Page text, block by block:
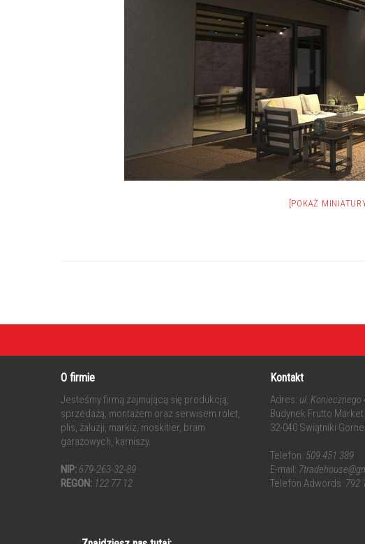
[POKAŻ
O firmie
Jesteśmy firmą zajmującą się produkcją,
sprzedażą, montażem oraz serwisem rolet,
plis, żaluzji, markiz, moskitier, bram
garażowych, karniszy.
NIP: 679-263-32-89
REGON: 122 77 12
Kontakt
Adres: ul. Koniecznego
Budynek Frutto
32-040 Swiątniki
Telefon: 509 451 389
E-mail:
Telefon Adwords: 792